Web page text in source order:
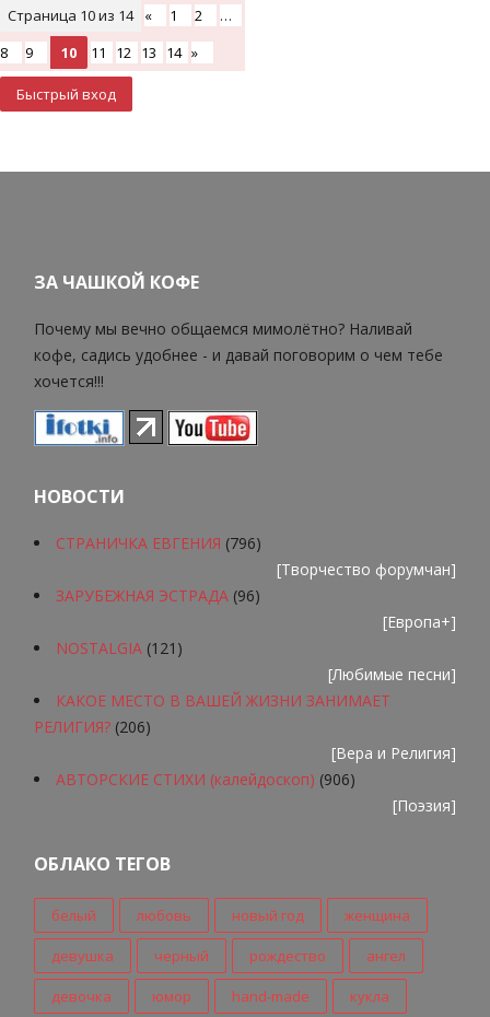
Страница 10из 14 « 1 2
…
8
9 10 11 12 13 14 »
ЗА ЧАШКОЙ КОФЕ
Почему мы вечно общаемся мимолётно? Наливай
кофе, садись удобнее - и давай поговорим о чем тебе
хочется!!!
НОВОСТИ
СТРАНИЧКА ЕВГЕНИЯ (796)
[Творчество форумчан]
ЗАРУБЕЖНАЯ ЭСТРАДА (96)
[Европа+]
NOSTALGIA (121)
[Любимые песни]
КАКОЕ МЕСТО В ВАШЕЙ ЖИЗНИ ЗАНИМАЕТ
РЕЛИГИЯ? (206)
[Вера и Религия]
АВТОРСКИЕ СТИХИ (калейдоскоп) (906)
[Поэзия]
ОБЛАКО ТЕГОВ
белый любовь новый год женщина
девушка черный рождество ангел
девочка юмор hand-made кукла